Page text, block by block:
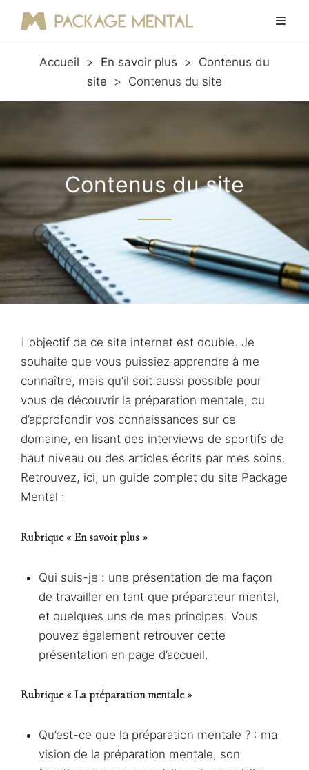
Accueil > En savoir plus > Contenus du
site > Contenus du site
Contenus du site
L’objectif de ce site internet est double. Je
souhaite que vous puissiez apprendre à me
connaître, mais qu’il soit aussi possible pour
vous de découvrir la préparation mentale, ou
d’approfondir vos connaissances sur ce
domaine, en lisant des interviews de sportifs de
haut niveau ou des articles écrits par mes soins.
Retrouvez, ici, un guide complet du site Package
Mental :
Rubrique « En savoir plus »
Qui suis-je : une présentation de ma façon
de travailler en tant que préparateur mental,
et quelques uns de mes principes. Vous
pouvez également retrouver cette
présentation en page d’accueil.
Rubrique « La préparation mentale »
Qu’est-ce que la préparation mentale ? : ma
vision de la préparation mentale, son